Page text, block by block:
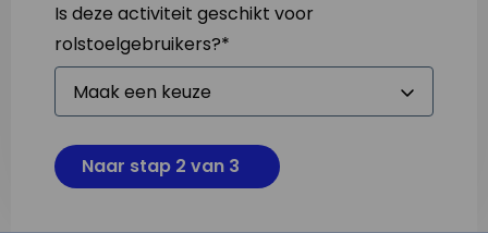
Is deze activiteit geschikt voor
rolstoelgebruikers?*